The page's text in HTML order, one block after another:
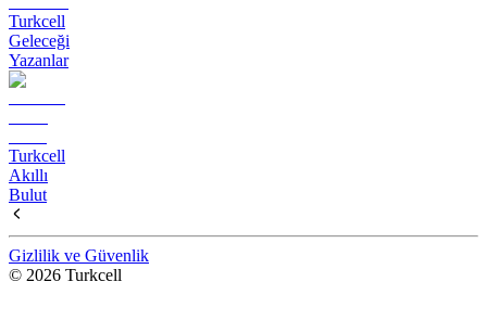
Turkcell
Geleceği
Yazanlar
Turkcell
Akıllı
Bulut
Gizlilik ve Güvenlik
© 2026 Turkcell